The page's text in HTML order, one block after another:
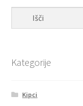
Kategorije
Kipci